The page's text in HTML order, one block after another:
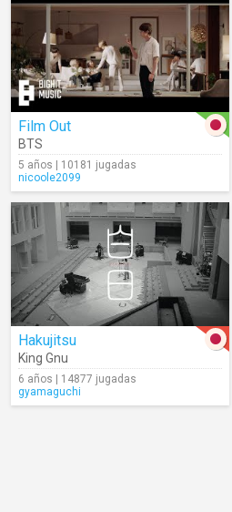
Film Out
BTS
5 años | 10181 jugadas
nicoole2099
Hakujitsu
King Gnu
6 años | 14877 jugadas
gyamaguchi